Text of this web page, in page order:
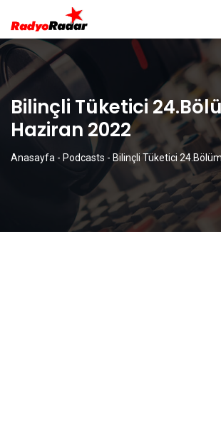
Bilinçli Tüketici
Haziran 2022
Anasayfa - Podcasts - Bilinçli Tüketici